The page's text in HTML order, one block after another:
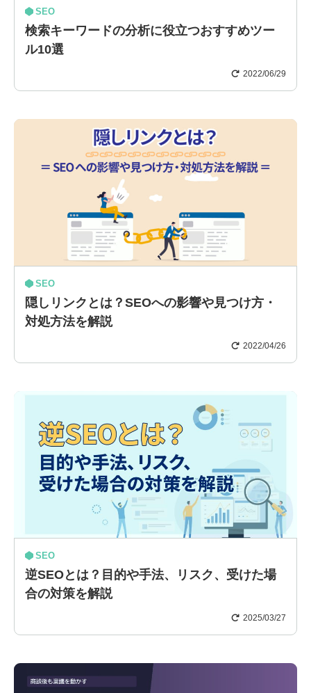
SEO
検索キーワードの分析に役立つおすすめツー
ル10選
2022/06/29
SEO
隠しリンクとは？SEOへの影響や見つけ方・
対処方法を解説
2022/04/26
SEO
逆SEOとは？目的や手法、リスク、受けた場
合の対策を解説
2025/03/27